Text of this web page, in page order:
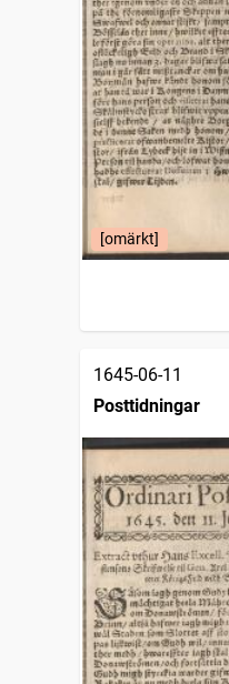
[omärkt]
1645-06-11
Posttidningar